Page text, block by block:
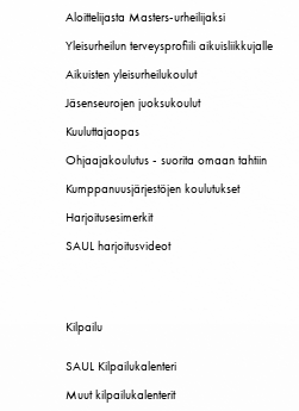
Aloittelijasta Masters-urheilijaksi
Yleisurheilun terveysprofiili aikuisliikkujalle
Aikuisten yleisurheilukoulut
Jäsenseurojen juoksukoulut
Kuuluttajaopas
Ohjaajakoulutus - suorita omaan tahtiin
Kumppanuusjärjestöjen koulutukset
Harjoitusesimerkit
SAUL harjoitusvideot
Kilpailu
SAUL Kilpailukalenteri
Muut kilpailukalenterit